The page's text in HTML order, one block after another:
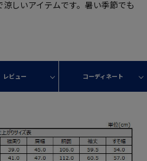
しいアイテムです。暑い季節でも
レビュー コーディネート